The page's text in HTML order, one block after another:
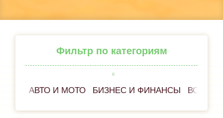
Фильтр по категориям
АВТО И МОТО БИЗНЕС И ФИНАНСЫ ВСЁ